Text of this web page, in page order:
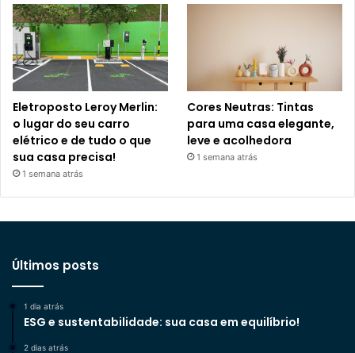
Eletroposto Leroy Merlin:
o lugar do seu carro
elétrico e de tudo o que
sua casa precisa!
1 semana atrás
Cores Neutras: Tintas
para uma casa elegante,
leve e acolhedora
1 semana atrás
Últimos posts
1 dia atrás
ESG e sustentabilidade: sua casa em equilíbrio!
2 dias atrás